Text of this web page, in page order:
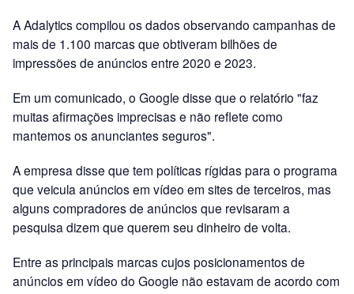
A Adalytics compilou os dados observando campanhas de
mais de 1.100 marcas que obtiveram bilhões de
impressões de anúncios entre 2020 e 2023.
Em um comunicado, o Google disse que o relatório "faz
muitas afirmações imprecisas e não reflete como
mantemos os anunciantes seguros".
A empresa disse que tem políticas rígidas para o programa
que veicula anúncios em vídeo em sites de terceiros, mas
alguns compradores de anúncios que revisaram a
pesquisa dizem que querem seu dinheiro de volta.
Entre as principais marcas cujos posicionamentos de
anúncios em vídeo do Google não estavam de acordo com